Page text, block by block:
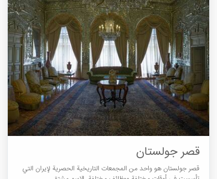
قصر جولستان
قصر جولستان هو واحد من المجمعات التاريخية الحصرية لإيران التي